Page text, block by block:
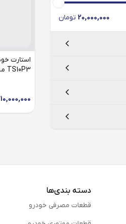
20,000,000 تومان
Ezam
TS10P3 مناسب رنو تندر 90
10,000,000
دسته بندی‌ها
قطعات مصرفی خودرو